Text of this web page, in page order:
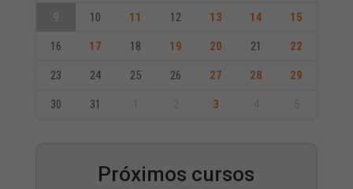
10 11 12 13 14 15
16 17 18 19 20 21 22
23 24 25 26 27 28 29
30 31 3
Próximos cursos